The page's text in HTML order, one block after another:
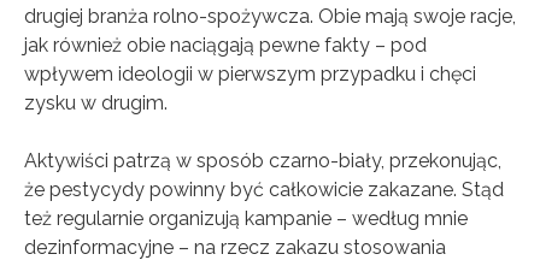
drugiej branża rolno-spożywcza. Obie mają swoje racje,
jak również obie naciągają pewne fakty – pod
wpływem ideologii w pierwszym przypadku i chęci
zysku w drugim.
Aktywiści patrzą w sposób czarno-biały, przekonując,
że pestycydy powinny być całkowicie zakazane. Stąd
też regularnie organizują kampanie – według mnie
dezinformacyjne – na rzecz zakazu stosowania